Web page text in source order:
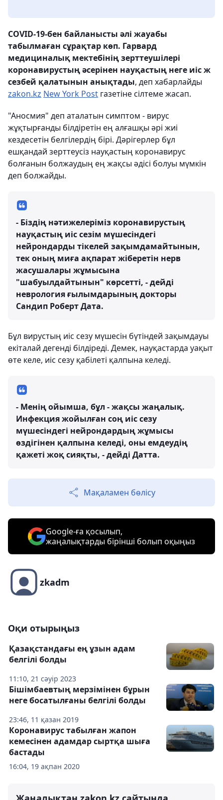
COVID-19-бен байланысты әлі жауабы
табылмаған сұрақтар көп. Гарвард
медициналық мектебінің зерттеушілері
коронавирустың әсерінен науқастың неге иіс ж
сезбей қалатынын анықтады, деп хабарлайды
zakon.kz New York Post газетіне сілтеме жасап.
"Аносмия" деп аталатын симптом - вирус
жұқтырғанды білдіретін ең алғашқы әрі жиі
кездесетін белгілердің бірі. Дәрігерлер бұл
ешқандай зерттеусіз науқастың коронавирус
болғанын болжаудың ең жақсы әдісі болуы мүмкін
деп болжайды.
- Біздің нәтижелеріміз коронавирустың
науқастың иіс сезім мүшесіндегі
нейрондарды тікелей зақымдамайтынын,
тек оның миға ақпарат жіберетін нерв
жасушалары жұмысына
"шабуылдайтынын" көрсетті, - дейді
неврология ғылымдарының докторы
Сандип Роберт Дата.
Бұл вирустың иіс сезу мүшесін бүтіндей зақымдауы
екіталай дегенді білдіреді. Демек, науқастарда уақыт
өте келе, иіс сезу қабілеті қалпына келеді.
- Менің ойымша, бұл - жақсы жаңалық.
Инфекция жойылған соң иіс сезу
мүшесіндегі нейрондардың жұмысы
өздігінен қалпына келеді, оны емдеудің
қажеті жоқ сияқты, - дейді Датта.
Мақаламен бөлісу
Google-ға қосылып,
жаңалықтарды бірінші болып оқыңыз
zkadm
Оқи отырыңыз
11:10, 21 сәуір 2023
Қазақстандағы ең ұзын адам
белгілі болды
23:46, 11 қазан 2019
Бішімбаевтың мерзімінен бұрын
неге босатылғаны белгілі болды
16:04, 19 ақпан 2020
Коронавирус табылған жапон
кемесінен адамдар сыртқа шыға
бастады